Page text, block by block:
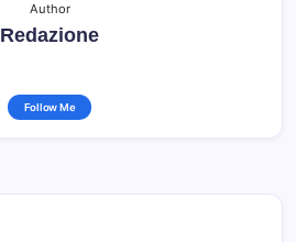
Author
Redazione
Follow Me